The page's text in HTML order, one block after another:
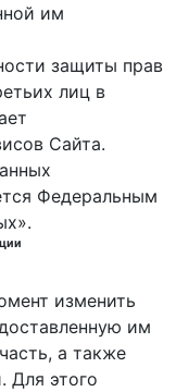
им
защиты прав
лиц в
Сайта.
Федеральным
изменить
им
а также
Для этого